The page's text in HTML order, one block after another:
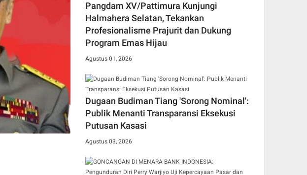
Pangdam XV/Pattimura Kunjungi
Halmahera Selatan, Tekankan
Profesionalisme Prajurit dan Dukung
Program Emas Hijau
Agustus 01, 2026
Dugaan Budiman Tiang 'Sorong Nominal':
Publik Menanti Transparansi Eksekusi
Putusan Kasasi
Agustus 03, 2026